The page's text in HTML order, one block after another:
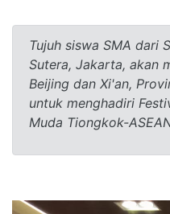
Tujuh siswa SMA dari
Sutera, Jakarta, akan
Beijing dan Xi'an,
untuk menghadiri
Muda Tiongkok-